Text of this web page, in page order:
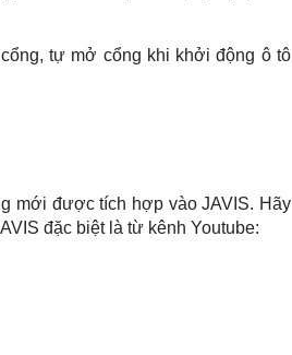
tự mở cổng khi khởi động ô tô
mới được tích hợp vào JAVIS. Hãy
đặc biệt là từ kênh Youtube: